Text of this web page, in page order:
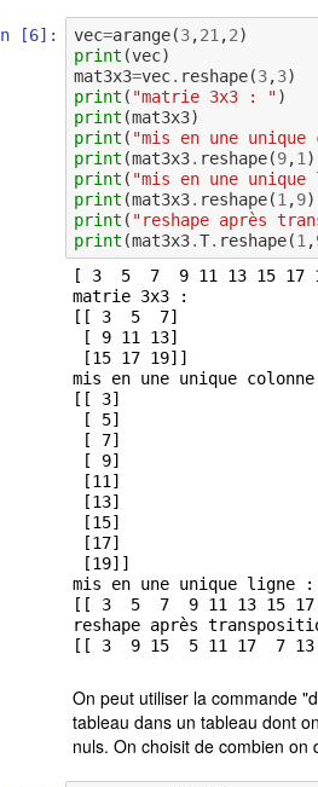
[6]: vec=arange(3,21 ,2)
print (vec)
mat3x3=vec. reshape(3,3)
print ( "matrie 3x3 : ")
print (mat3x3)
print ( "mis en une
print (mat3x3. reshape(9,1
print ( "mis en une
print (mat3x3. reshape(1 ,9
print ( "reshape après
print (mat3x3.T. reshape(1 ,
[ 3  5  7  9 11 13 15 17
matrie 3x3 :
[[ 3  5  7]
mis en une unique
[[ 3]
mis en une unique ligne
[[ 3  5  7  9 11 13 15
reshape après
On peut utiliser la commande
tableau dans un tableau dont
nuls. On choisit de combien